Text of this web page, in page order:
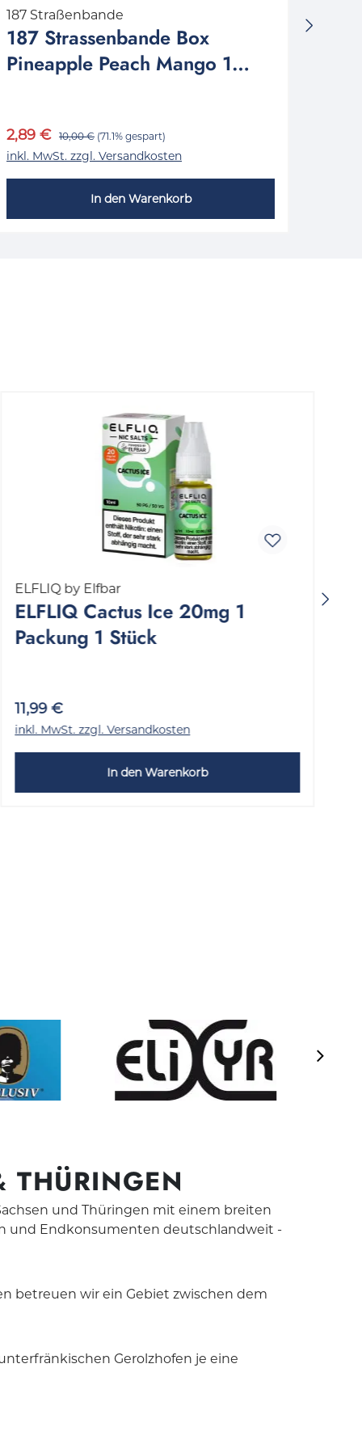
187 Straßenbande
187 Strassenbande Box
Pineapple Peach Mango 1
2,89 € 10,00 € (71.1% gespart)
inkl. MwSt. zzgl. Versandkosten
In den Warenkorb
ELFLIQ by Elfbar
ELFLIQ Cactus Ice 20mg 1
Packung 1 Stück
11,99 €
inkl. MwSt. zzgl. Versandkosten
In den Warenkorb
und Thüringen mit einem breiten
und Endkonsumenten deutschlandweit -
betreuen wir ein Gebiet zwischen dem
Gerolzhofen je eine